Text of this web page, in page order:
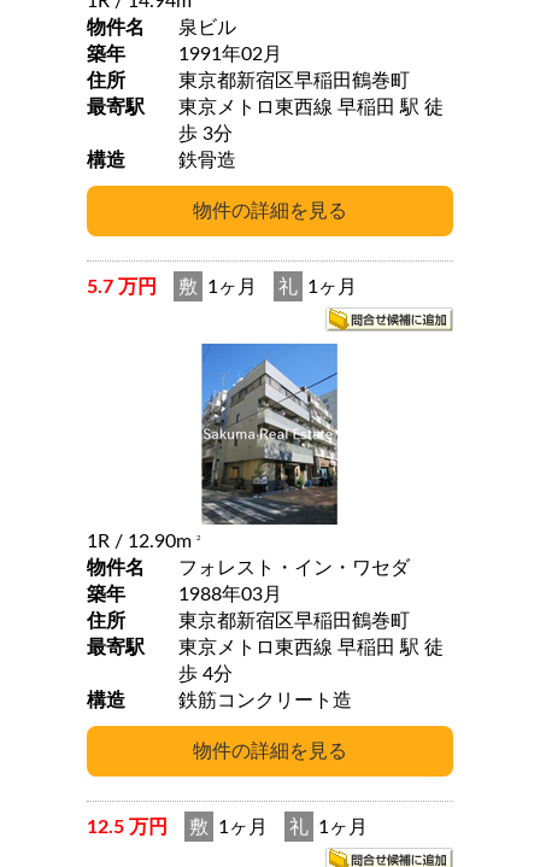
物件名
泉ビル
築年
1991年02月
住所
東京都新宿区早稲田鶴巻町
最寄駅
東京メトロ東西線 早稲田 駅 徒
歩 3分
構造
鉄骨造
5.7 万円 敷 1ヶ月 礼 1ヶ月
1R / 12.90m 2
物件名
フォレスト・イン・ワセダ
築年
1988年03月
住所
東京都新宿区早稲田鶴巻町
最寄駅
東京メトロ東西線 早稲田 駅 徒
歩 4分
構造
鉄筋コンクリート造
12.5 万円 敷 1ヶ月 礼 1ヶ月